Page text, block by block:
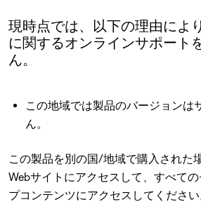
現時点では、以下の理由によ
に関するオンラインサポート
ん。
この地域では製品のバージョンは
ん。
この製品を別の国/地域で購入された
Webサイトにアクセスして、すべて
プコンテンツにアクセスしてください